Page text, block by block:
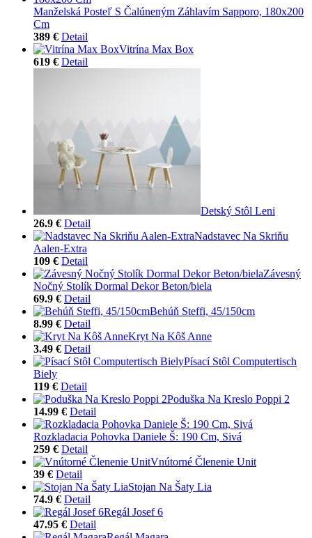
Manželská Posteľ S Čalúneným Záhlavím Sapporo, 180x200
Cm
389 € Detail
Vitrína Max Box
619 € Detail
Detský Stôl Leni
26.9 € Detail
Nadstavec Na Skriňu
Aalen-Extra
109 € Detail
Závesný
Nočný Stolík Dormal Dekor Beton/biela
69.9 € Detail
Behúň Steffi, 45/150cm
8.99 € Detail
Kryt Na Kôš Anne
3.49 € Detail
Písací Stôl Computertisch
Biely
119 € Detail
Poduška Na Kreslo Poppi 2
14.99 € Detail
Rozkladacia Pohovka Daniele Š: 190 Cm, Sivá
259 € Detail
Vnútorné Členenie Unit
39 € Detail
Stojan Na Šaty Lia
74.9 € Detail
Regál Josef 6
47.95 € Detail